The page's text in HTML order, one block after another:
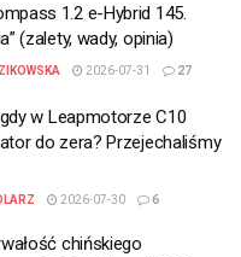
1.2 e-Hybrid 145.
(zalety, wady, opinia)
2026-07-31 27
w Leapmotorze C10
do zera? Przejechaliśmy
2026-07-30 6
chińskiego